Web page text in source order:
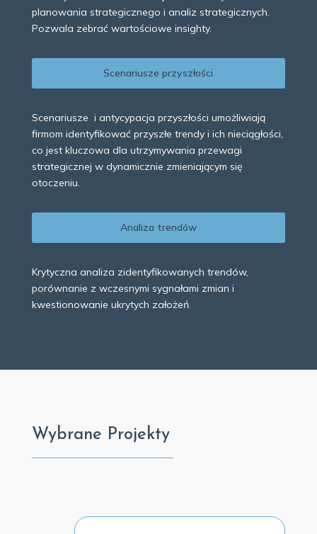
planowania strategicznego i analiz strategicznych.
Pozwala zebrać wartościowe insighty.
Scenariusze przyszłości
Scenariusze i antycypacja przyszłości umożliwiają
firmom identyfikować przyszłe trendy i ich nieciągłości,
co jest kluczowa dla utrzymywania przewagi
strategicznej w dynamicznie zmieniającym się
otoczeniu.
Analiza trendów
Krytyczna analiza zidentyfikowanych trendów,
porównanie z wczesnymi sygnałami zmian i
kwestionowanie ukrytych założeń.
Wybrane Projekty